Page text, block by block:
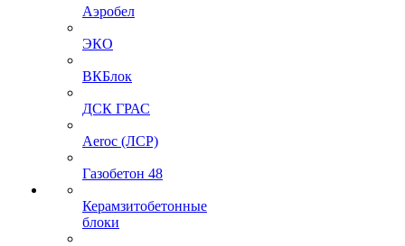
Аэробел
ЭКО
ВКБлок
ДСК ГРАС
Aeroc (ЛСР)
Газобетон 48
Керамзитобетонные
блоки